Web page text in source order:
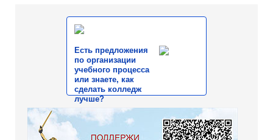
Есть предложения
по организации
учебного процесса
или знаете, как
сделать колледж
лучше?